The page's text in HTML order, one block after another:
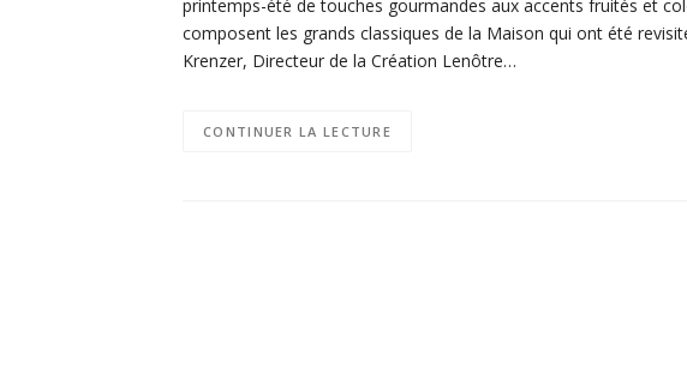
printemps-été de touches gourmandes aux accents fruités et
composent les grands classiques de la Maison qui ont été
Krenzer, Directeur de la Création Lenôtre…
CONTINUER LA LECTURE